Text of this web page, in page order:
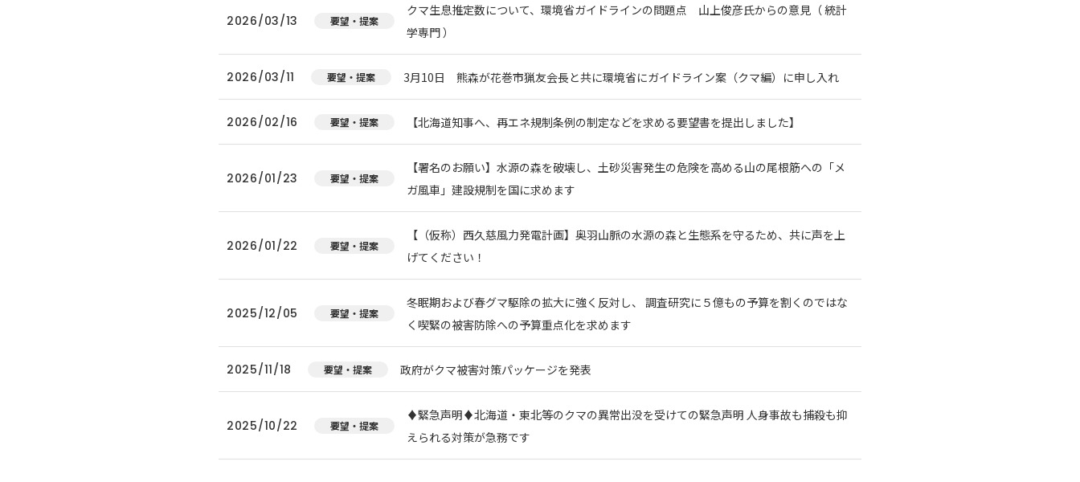
2026/03/13 要望・提案
クマ生息推定数について、環境省ガイドラインの問題点 山上俊彦氏からの意見（ 統計
学専門 ）
2026/03/11 要望・提案 3月10日 熊森が花巻市猟友会長と共に環境省にガイドライン案（クマ編）に申し入れ
2026/02/16 要望・提案 【北海道知事へ、再エネ規制条例の制定などを求める要望書を提出しました】
2026/01/23 要望・提案
【署名のお願い】水源の森を破壊し、土砂災害発生の危険を高める山の尾根筋への「メ
ガ風車」建設規制を国に求めます
2026/01/22 要望・提案
【（仮称）西久慈風力発電計画】奥羽山脈の水源の森と生態系を守るため、共に声を上
げてください！
2025/12/05 要望・提案
冬眠期および春グマ駆除の拡大に強く反対し、 調査研究に５億もの予算を割くのではな
く喫緊の被害防除への予算重点化を求めます
2025/11/18 要望・提案 政府がクマ被害対策パッケージを発表
2025/10/22 要望・提案
♦️緊急声明♦️北海道・東北等のクマの異常出没を受けての緊急声明 人身事故も捕殺も抑
えられる対策が急務です